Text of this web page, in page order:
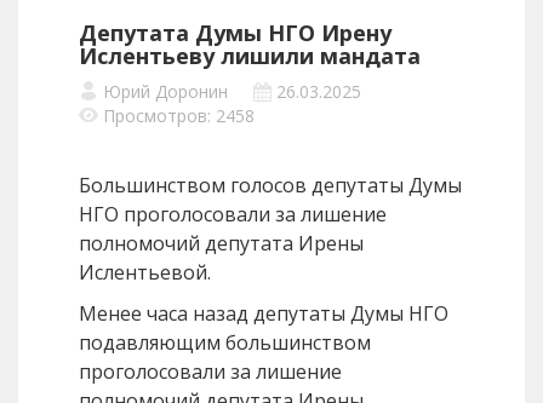
Депутата Думы НГО Ирену
Ислентьеву лишили мандата
Юрий Доронин
26.03.2025
Просмотров: 2458
Большинством голосов депутаты Думы
НГО проголосовали за лишение
полномочий депутата Ирены
Ислентьевой.
Менее часа назад депутаты Думы НГО
подавляющим большинством
проголосовали за лишение